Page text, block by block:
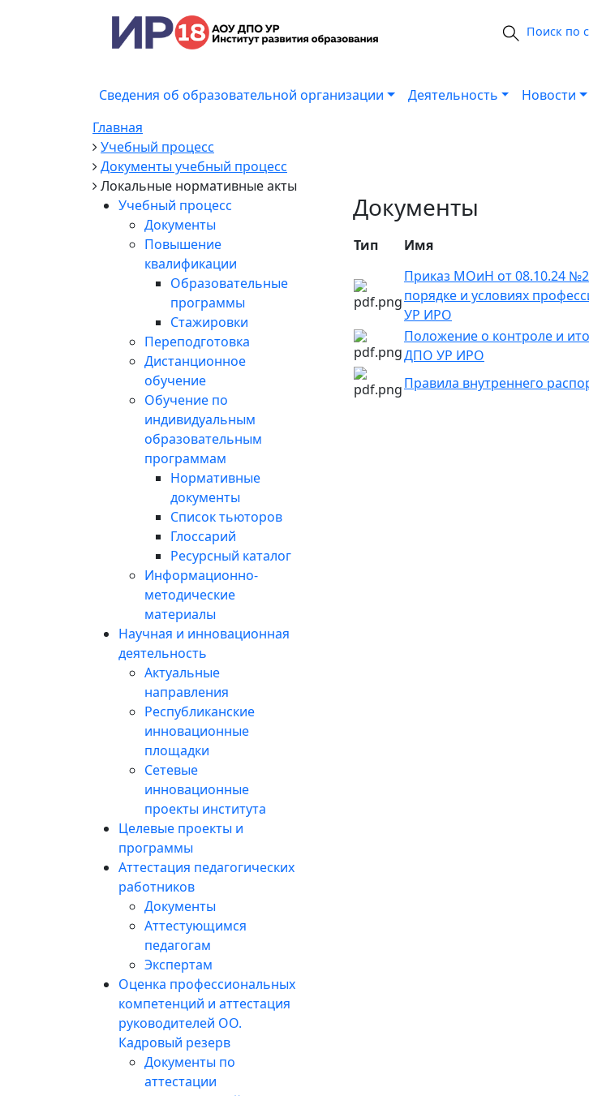
Поиск по
Сведения об образовательной организации Деятельность Новости
Главная
Учебный процесс
Документы учебный процесс
Локальные нормативные акты
Учебный процесс
Документы
Повышение
квалификации
Образовательные
программы
Стажировки
Переподготовка
Дистанционное
обучение
Обучение по
индивидуальным
образовательным
программам
Нормативные
документы
Список тьюторов
Глоссарий
Ресурсный каталог
Информационно-
методические
материалы
Научная и инновационная
деятельность
Актуальные
направления
Республиканские
инновационные
площадки
Сетевые
инновационные
проекты института
Целевые проекты и
программы
Аттестация педагогических
работников
Документы
Аттестующимся
педагогам
Экспертам
Оценка профессиональных
компетенций и аттестация
руководителей ОО.
Кадровый резерв
Документы по
аттестации
Документы
Тип Имя
Приказ МОиН от 08.10.24
порядке и условиях
УР ИРО
Положение о контроле и
ДПО УР ИРО
Правила внутреннего